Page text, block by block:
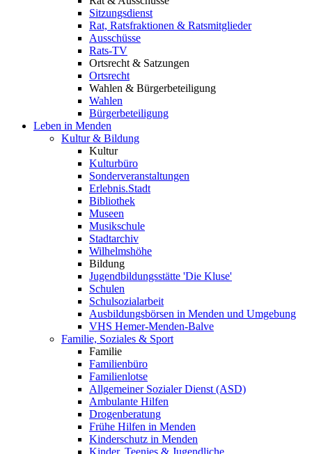
Sitzungsdienst
Rat, Ratsfraktionen & Ratsmitglieder
Ausschüsse
Rats-TV
Ortsrecht & Satzungen
Ortsrecht
Wahlen & Bürgerbeteiligung
Wahlen
Bürgerbeteiligung
Leben in Menden
Kultur & Bildung
Kultur
Kulturbüro
Sonderveranstaltungen
Erlebnis.Stadt
Bibliothek
Museen
Musikschule
Stadtarchiv
Wilhelmshöhe
Bildung
Jugendbildungsstätte 'Die Kluse'
Schulen
Schulsozialarbeit
Ausbildungsbörsen in Menden und Umgebung
VHS Hemer-Menden-Balve
Familie, Soziales & Sport
Familie
Familienbüro
Familienlotse
Allgemeiner Sozialer Dienst (ASD)
Ambulante Hilfen
Drogenberatung
Frühe Hilfen in Menden
Kinderschutz in Menden
Kinder, Teenies & Jugendliche